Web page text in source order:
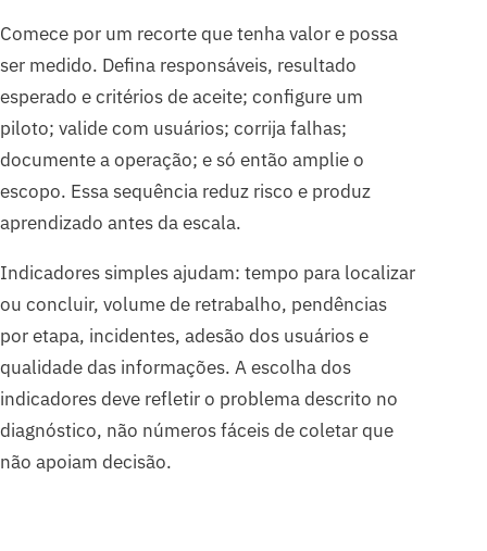
Comece por um recorte que tenha valor e possa
ser medido. Defina responsáveis, resultado
esperado e critérios de aceite; configure um
piloto; valide com usuários; corrija falhas;
documente a operação; e só então amplie o
escopo. Essa sequência reduz risco e produz
aprendizado antes da escala.
Indicadores simples ajudam: tempo para localizar
ou concluir, volume de retrabalho, pendências
por etapa, incidentes, adesão dos usuários e
qualidade das informações. A escolha dos
indicadores deve refletir o problema descrito no
diagnóstico, não números fáceis de coletar que
não apoiam decisão.